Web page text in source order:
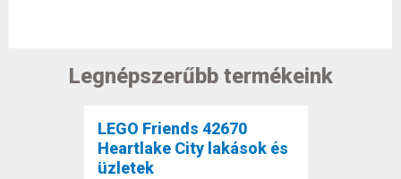
Legnépszerűbb termékeink
LEGO Friends 42670
Heartlake City lakások és
üzletek